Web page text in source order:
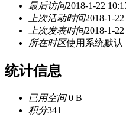
最后访问2018-1-22
上次活动时间2018-1-
上次发表时间2018-1-
所在时区使用系统默认
统计信息
已用空间0 B
积分341